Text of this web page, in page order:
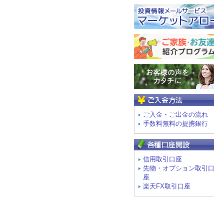
ご入金・ご出金の流れ
手数料無料の提携銀行
信用取引口座
先物・オプション取引口
座
楽天FX取引口座